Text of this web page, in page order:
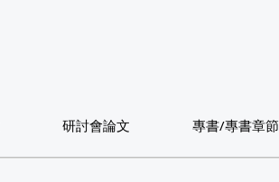
研討會論文 專書/專書章節